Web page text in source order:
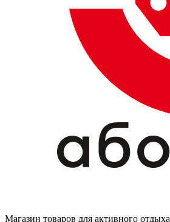
Магазин товаров для активного отдыха